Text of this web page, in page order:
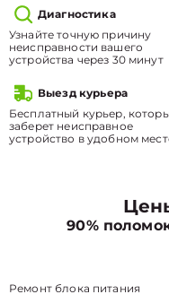
Диагностика
Узнайте точную причину
неисправности вашего
устройства через 30 минут
Выезд курьера
Бесплатный курьер,
заберет неисправное
устройство в удобном
90%
Ремонт блока питания